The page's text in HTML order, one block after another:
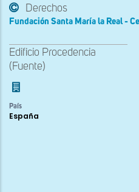
Derechos
Fundación Santa María la Real -
Edificio Procedencia
(Fuente)
País
España